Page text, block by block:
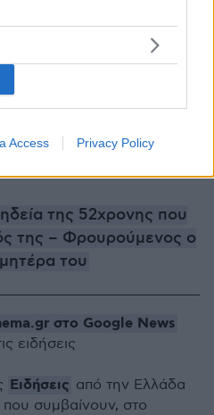
Access Privacy Policy
για την ευρωπαϊκή
ΗΠΑ, η Ευρώπη έχει
εαυτό της
τη σεισμική
της 52χρονης που
της – Φρουρούμενος ο
του
στο Google News
ειδήσεις
Ειδήσεις από την Ελλάδα
συμβαίνουν, στο